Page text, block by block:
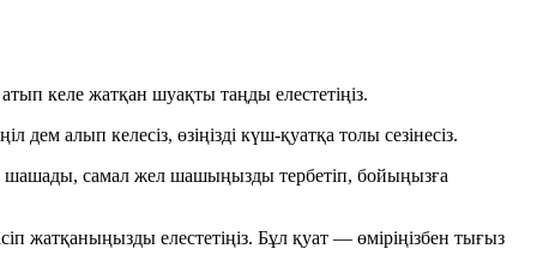
келе жатқан шуақты таңды елестетіңіз.
алып келесіз, өзіңізді күш-қуатқа толы сезінесіз.
шашады, самал жел шашыңызды тербетіп, бойыңызға
жатқаныңызды елестетіңіз. Бұл қуат — өміріңізбен тығыз